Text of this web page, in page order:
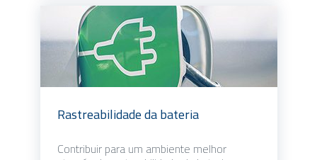
Rastreabilidade da bateria
Contribuir para um ambiente melhor